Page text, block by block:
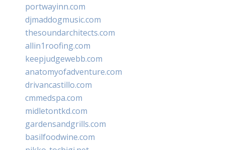
portwayinn.com
djmaddogmusic.com
thesoundarchitects.com
allin1roofing.com
keepjudgewebb.com
anatomyofadventure.com
drivancastillo.com
cmmedspa.com
midletontkd.com
gardensandgrills.com
basilfoodwine.com